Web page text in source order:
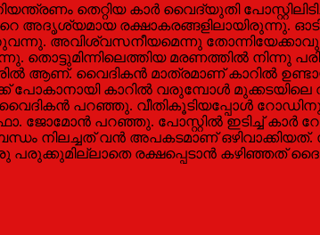
നിയന്ത്രണം തെറ്റിയ കാര്‍ വൈദ്യുതി
അദൃശ്യമായ രക്ഷാകരങ്ങളിലായിരുന്നു.
അവിശ്വസനീയമെന്നു
തൊട്ടുമിന്നിലെത്തിയ മരണത്തില്‍ നിന്നു
ആണ്. വൈദികന്‍ മാത്രമാണ് കാറില്‍
കാറില്‍ വരുമ്പോള്‍ മുക്കടയിലെ
വൈദികന്‍ പറഞ്ഞു. വീതികൂടിയപ്പോള്‍
ഫാ. ജോമോന്‍ പറഞ്ഞു. പോസ്റ്റില്‍ ഇടിച്ച്
വന്‍ അപകടമാണ് ഒഴിവാക്കിയത്.
രക്ഷപ്പെടാന്‍ കഴിഞ്ഞത്